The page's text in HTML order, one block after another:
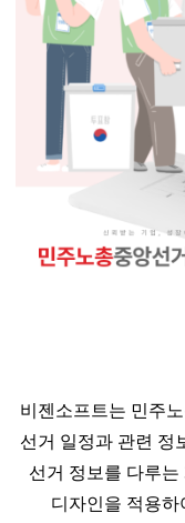
비젠소프트는 민주
선거 일정과 관련 정
선거 정보를 다루
디자인을 적용